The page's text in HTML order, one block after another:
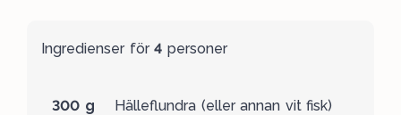
Ingredienser för4 personer
300 g Hälleflundra (eller annan vit fisk)